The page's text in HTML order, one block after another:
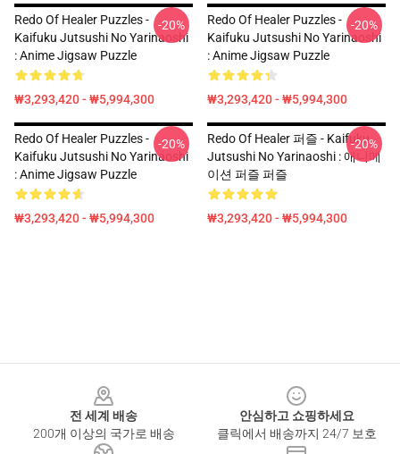
Redo Of Healer Puzzles -
Kaifuku Jutsushi No Yarinaoshi
: Anime Jigsaw Puzzle
₩3,293,420 - ₩5,994,300
-20%
Redo Of Healer Puzzles -
Kaifuku Jutsushi No Yarinaoshi
: Anime Jigsaw Puzzle
₩3,293,420 - ₩5,994,300
-20%
Redo Of Healer Puzzles -
Kaifuku Jutsushi No Yarinaoshi
: Anime Jigsaw Puzzle
₩3,293,420 - ₩5,994,300
-20%
Redo Of Healer 퍼즐 - Kaifuku
Jutsushi No Yarinaoshi : 애니메
이션 퍼즐 퍼즐
₩3,293,420 - ₩5,994,300
-20%
전 세계 배송
200개 이상의 국가로 배송
안심하고 쇼핑하세요
클릭에서 배송까지 24/7 보호